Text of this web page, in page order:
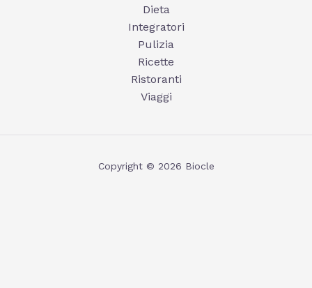
Dieta
Integratori
Pulizia
Ricette
Ristoranti
Viaggi
Copyright © 2026 Biocle